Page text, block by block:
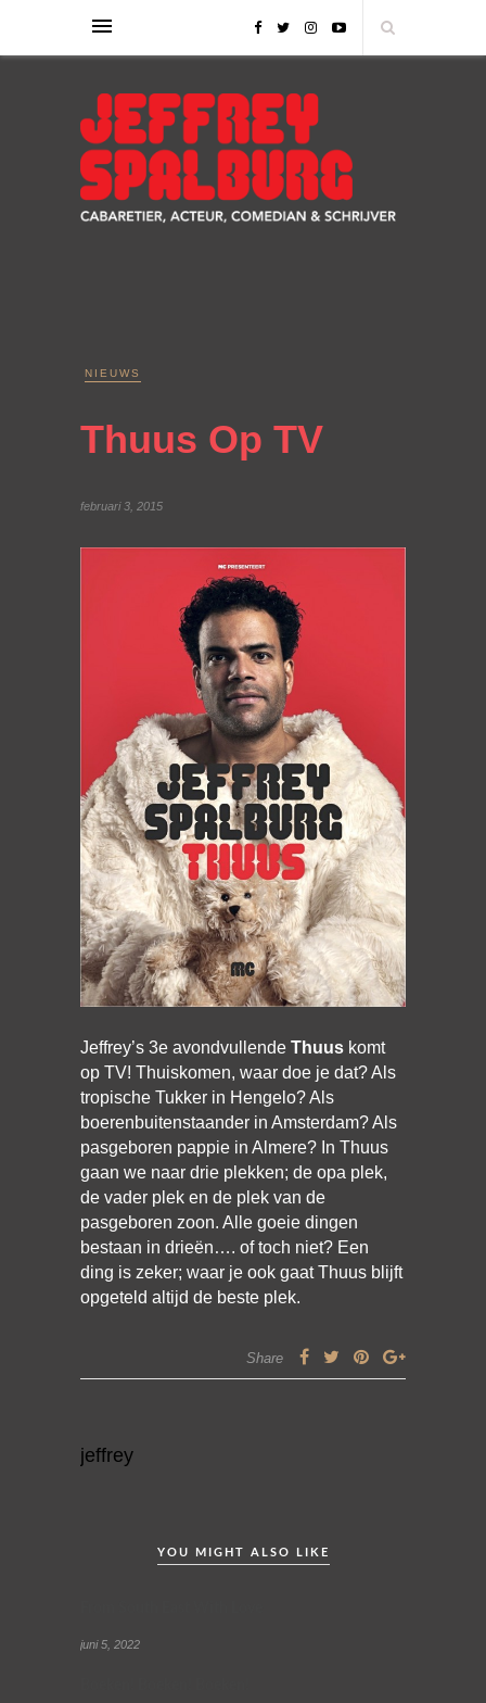
NIEUWS
Thuus Op TV
februari 3, 2015
Jeffrey’s 3e avondvullende Thuus komt
op TV! Thuiskomen, waar doe je dat? Als
tropische Tukker in Hengelo? Als
boerenbuitenstaander in Amsterdam? Als
pasgeboren pappie in Almere? In Thuus
gaan we naar drie plekken; de opa plek,
de vader plek en de plek van de
pasgeboren zoon. Alle goeie dingen
bestaan in drieën…. of toch niet? Een
ding is zeker; waar je ook gaat Thuus blijft
opgeteld altijd de beste plek.
Share
jeffrey
YOU MIGHT ALSO LIKE
juni 5, 2022